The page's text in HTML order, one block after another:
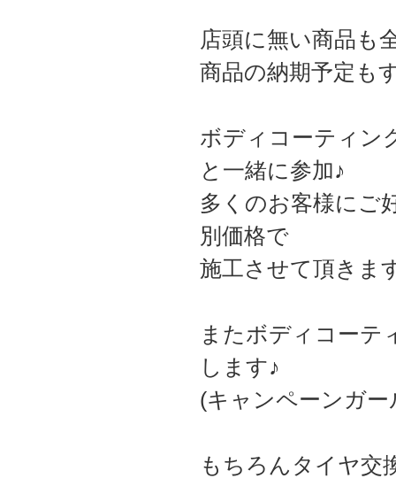
店頭に無い商品も
商品の納期予定も
ボディコーティン
と一緒に参加♪
多くのお客様にご
別価格で
施工させて頂きま
またボディコーテ
します♪
(キャンペーンガ
もちろんタイヤ交